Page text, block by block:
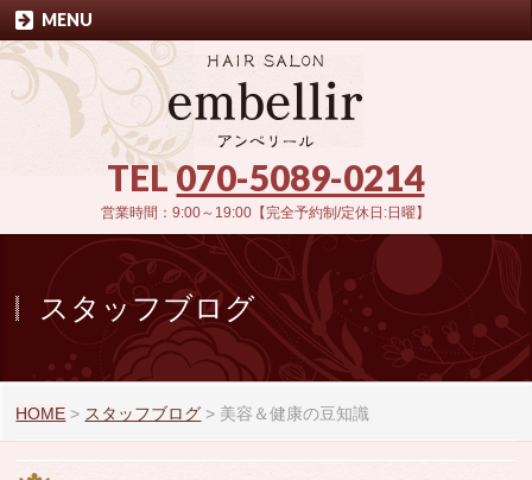
TEL070-5089-0214
営業時間：9:00～19:00【完全予約制/定休日:日曜】
MENU
スタッフブログ
HOME > スタッフブログ > 美容＆健康の豆知識